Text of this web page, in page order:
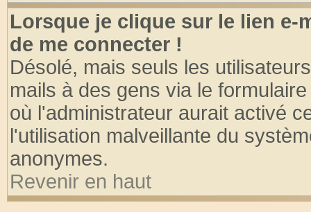
Lorsque je clique sur le lien e-
de me connecter !
Désolé, mais seuls les
mails à des gens via le
où l'administrateur aurait activé
l'utilisation malveillante du
anonymes.
Revenir en haut